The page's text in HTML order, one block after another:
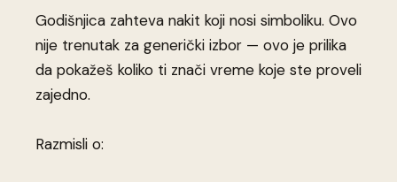
Godišnjica zahteva nakit koji nosi simboliku. Ovo
nije trenutak za generički izbor — ovo je prilika
da pokažeš koliko ti znači vreme koje ste proveli
zajedno.
Razmisli o: